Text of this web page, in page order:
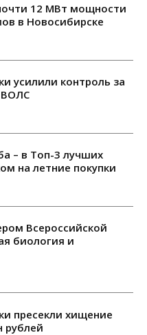
12 МВт мощности
в Новосибирске
усилили контроль за
ВОЛС
– в Топ-3 лучших
на летние покупки
Всероссийской
биология и
пресекли хищение
рублей